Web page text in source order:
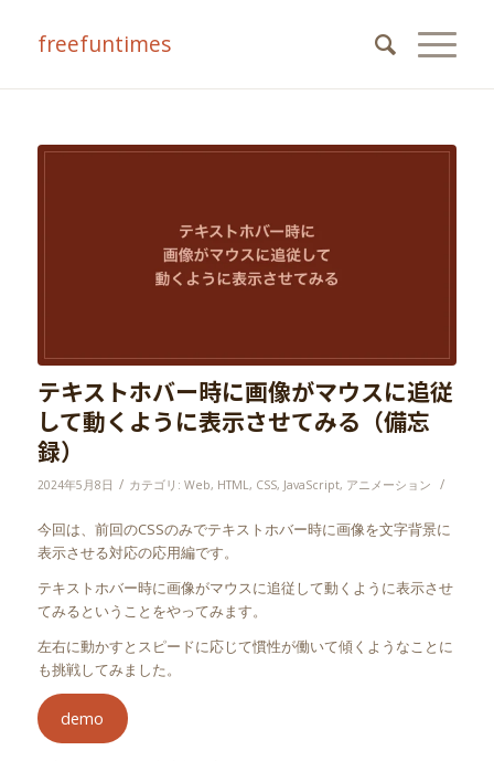
freefuntimes
テキストホバー時に画像がマウスに追従
して動くように表示させてみる（備忘
録）
2024年5月8日 / カテゴリ: Web, HTML, CSS, JavaScript, アニメーション /
今回は、前回のCSSのみでテキストホバー時に画像を文字背景に
表示させる対応の応用編です。
テキストホバー時に画像がマウスに追従して動くように表示させ
てみるということをやってみます。
左右に動かすとスピードに応じて慣性が働いて傾くようなことに
も挑戦してみました。
demo